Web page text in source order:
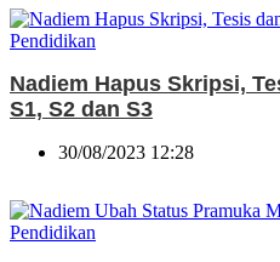
Pendidikan
Nadiem Hapus Skripsi,
S1, S2 dan S3
30/08/2023 12:28
Pendidikan